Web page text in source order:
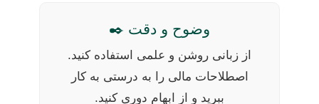
وضوح و دقت ✒️
از زبانی روشن و علمی استفاده کنید.
اصطلاحات مالی را به درستی به کار
ببرید و از ابهام دوری کنید.